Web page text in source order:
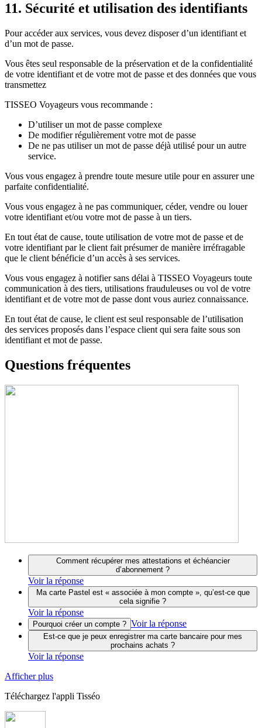
11. Sécurité et utilisation des identifiants
Pour accéder aux services, vous devez disposer d’un identifiant et
d’un mot de passe.
Vous êtes seul responsable de la préservation et de la confidentialité
de votre identifiant et de votre mot de passe et des données que vous
transmettez
TISSEO Voyageurs vous recommande :
D’utiliser un mot de passe complexe
De modifier régulièrement votre mot de passe
De ne pas utiliser un mot de passe déjà utilisé pour un autre
service.
Vous vous engagez à prendre toute mesure utile pour en assurer une
parfaite confidentialité.
Vous vous engagez à ne pas communiquer, céder, vendre ou louer
votre identifiant et/ou votre mot de passe à un tiers.
En tout état de cause, toute utilisation de votre mot de passe et de
votre identifiant par le client fait présumer de manière irréfragable
que le client bénéficie d’un accès à ses services.
Vous vous engagez à notifier sans délai à TISSEO Voyageurs toute
communication à des tiers, utilisations frauduleuses ou vol de votre
identifiant et de votre mot de passe dont vous auriez connaissance.
En tout état de cause, le client est seul responsable de l’utilisation
des services proposés dans l’espace client qui sera faite sous son
identifiant et mot de passe.
Questions fréquentes
Comment récupérer mes attestations et échéancier
d’abonnement ?
Voir la réponse
Ma carte Pastel est « associée à mon compte », qu’est-ce que
cela signifie ?
Voir la réponse
Pourquoi créer un compte ? Voir la réponse
Est-ce que je peux enregistrer ma carte bancaire pour mes
prochains achats ?
Voir la réponse
Afficher plus
Téléchargez l'appli Tisséo